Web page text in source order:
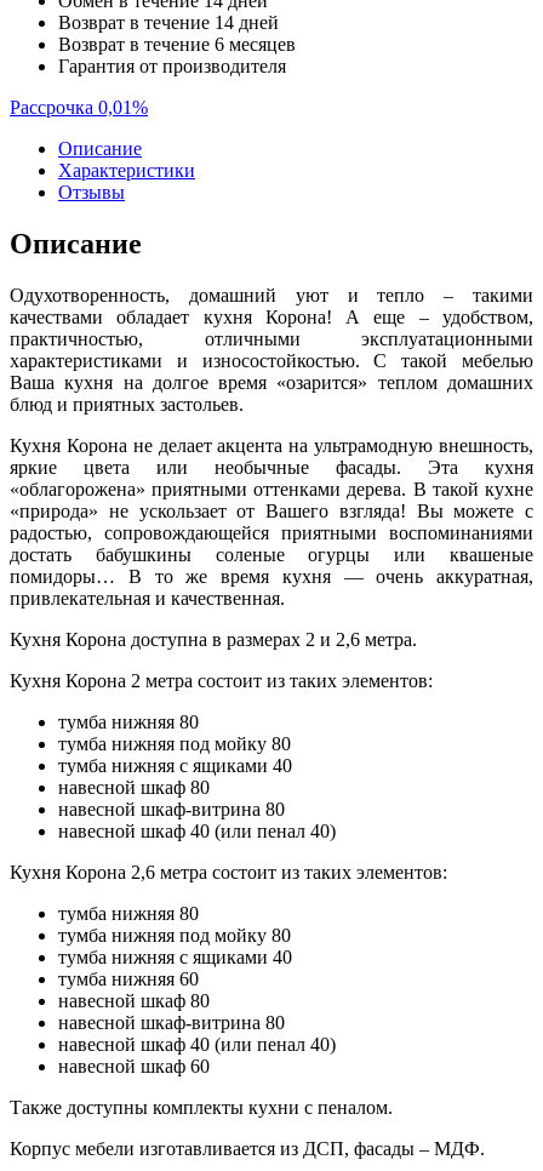
Возврат в течение 14 дней
Возврат в течение 6 месяцев
Гарантия от производителя
Рассрочка 0,01%
Описание
Характеристики
Отзывы
Описание
Одухотворенность, домашний уют и тепло – такими
качествами обладает кухня Корона! А еще – удобством,
практичностью, отличными эксплуатационными
характеристиками и износостойкостью. С такой мебелью
Ваша кухня на долгое время «озарится» теплом домашних
блюд и приятных застольев.
Кухня Корона не делает акцента на ультрамодную внешность,
яркие цвета или необычные фасады. Эта кухня
«облагорожена» приятными оттенками дерева. В такой кухне
«природа» не ускользает от Вашего взгляда! Вы можете с
радостью, сопровождающейся приятными воспоминаниями
достать бабушкины соленые огурцы или квашеные
помидоры… В то же время кухня — очень аккуратная,
привлекательная и качественная.
Кухня Корона доступна в размерах 2 и 2,6 метра.
Кухня Корона 2 метра состоит из таких элементов:
тумба нижняя 80
тумба нижняя под мойку 80
тумба нижняя с ящиками 40
навесной шкаф 80
навесной шкаф-витрина 80
навесной шкаф 40 (или пенал 40)
Кухня Корона 2,6 метра состоит из таких элементов:
тумба нижняя 80
тумба нижняя под мойку 80
тумба нижняя с ящиками 40
тумба нижняя 60
навесной шкаф 80
навесной шкаф-витрина 80
навесной шкаф 40 (или пенал 40)
навесной шкаф 60
Также доступны комплекты кухни с пеналом.
Корпус мебели изготавливается из ДСП, фасады – МДФ.